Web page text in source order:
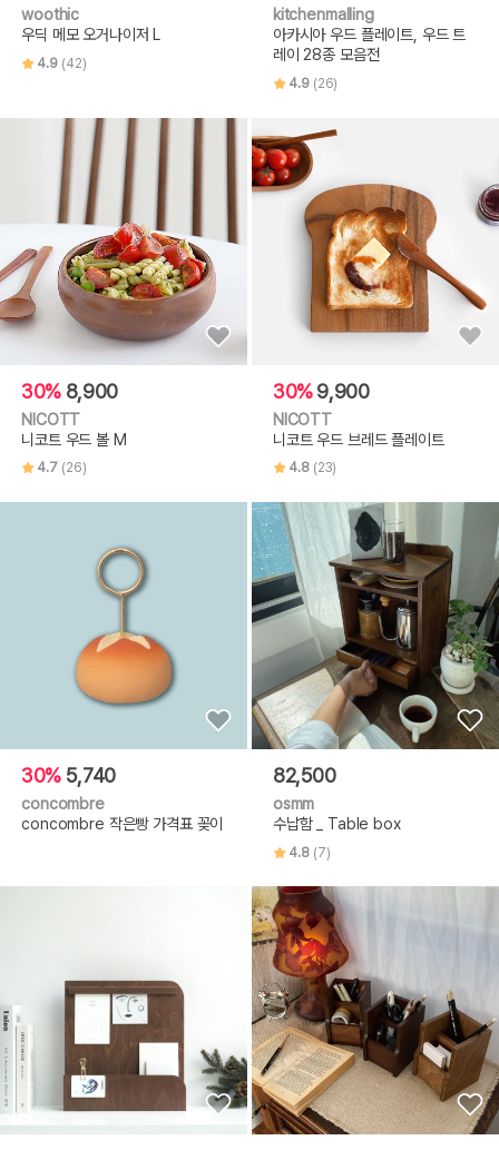
woothic
우딕 메모 오거나이저 L
4.9 (42)
kitchenmalling
아카시아 우드 플레이트, 우드 트
레이 28종 모음전
4.9 (26)
30% 8,900
NICOTT
니코트 우드 볼 M
4.7 (26)
30%9,900
NICOTT
니코트 우드 브레드 플레이트
4.8 (23)
30% 5,740
concombre
concombre 작은빵 가격표 꽂이
82,500
osmm
수납함 _ Table box
4.8 (7)